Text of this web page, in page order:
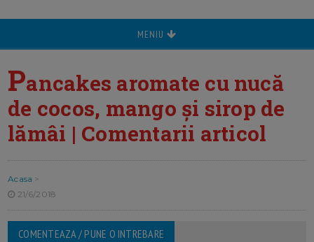
MENIU
Pancakes aromate cu nucă
de cocos, mango și sirop de
lămâi | Comentarii articol
Acasa >
21/6/2018
COMENTEAZA / PUNE O INTREBARE